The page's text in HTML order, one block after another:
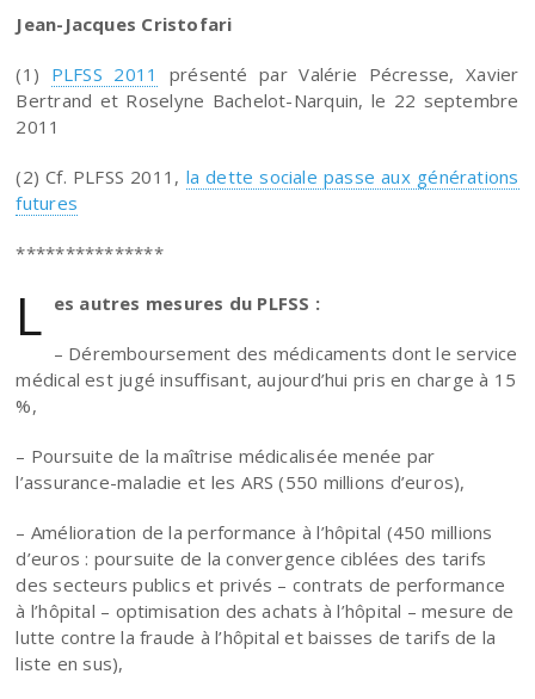
Jean-Jacques Cristofari
(1) PLFSS 2011
présenté par Valérie Pécresse, Xavier
Bertrand et Roselyne Bachelot-Narquin, le 22 septembre
2011
(2) Cf. PLFSS 2011, la dette sociale passe aux générations
futures
***************
L es autres mesures du PLFSS :
– Déremboursement des médicaments dont le service
médical est jugé insuffisant, aujourd’hui pris en charge à 15
%,
– Poursuite de la maîtrise médicalisée menée par
l’assurance-maladie et les ARS (550 millions d’euros),
– Amélioration de la performance à l’hôpital (450 millions
d’euros : poursuite de la convergence ciblées des tarifs
des secteurs publics et privés – contrats de performance
à l’hôpital – optimisation des achats à l’hôpital – mesure de
lutte contre la fraude à l’hôpital et baisses de tarifs de la
liste en sus),